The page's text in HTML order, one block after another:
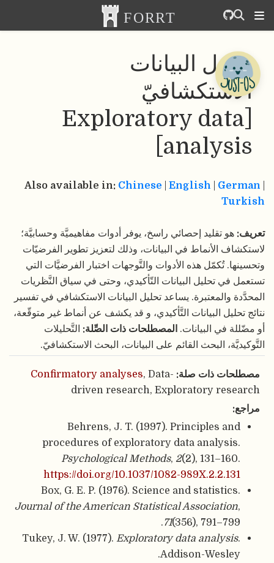
تحليل البيانات
الاستكشافيّ
[Exploratory data
analysis]
Also available in: Chinese English German
Turkish
تعريف: هو تقليد إحصائي راسخ، يوفر أدوات مفاهيميَّة وحسابيَّة؛
لاستكشاف الأنماط في البيانات، وذلك لتعزيز تطوير الفرضيّات
وتحسينها. تُكمّل هذه الأدوات والتَّوجهات اختبار الفرضيَّات التي
تستعمل في تحليل البيانات التّأكيدي، وحتى في سياق النَّظريات
المحدَّدة والمعتبرة. يساعد تحليل البيانات الاستكشافي في تفسير
نتائج تحليل البيانات التَّأكيدي، و قد يكشف عن أنماط غير متوقّعة،
أو مضّللة في البيانات. المصطلحات ذات الصِّلة: التَّحليلات
التَّوكيديَّة، البحث القائم على البيانات، البحث الاستكشافيّ.
مصطلحات ذات صلة: Confirmatory analyses, Data-
driven research, Exploratory research
مراجع:
Behrens, J. T. (1997). Principles and
procedures of exploratory data analysis.
Psychological Methods, 2(2), 131–160.
https://doi.org/10.1037/1082-989X.2.2.131
Box, G. E. P. (1976). Science and statistics.
Journal of the American Statistical Association,
71(356), 791–799.
Tukey, J. W. (1977). Exploratory data analysis.
Addison-Wesley.